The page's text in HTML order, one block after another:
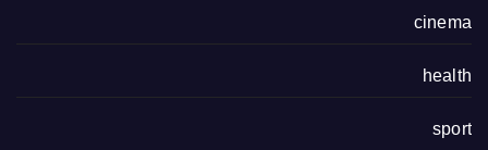
cinema
health
sport